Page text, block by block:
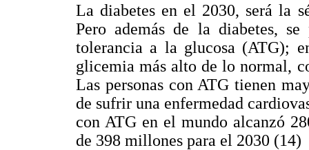
La diabetes en el 2030, será la
Pero además de la diabetes,
tolerancia a la glucosa (ATG);
glicemia más alto de lo normal,
Las personas con ATG tienen
de sufrir una enfermedad
con ATG en el mundo alcanzó
de 398 millones para el 2030 (14)